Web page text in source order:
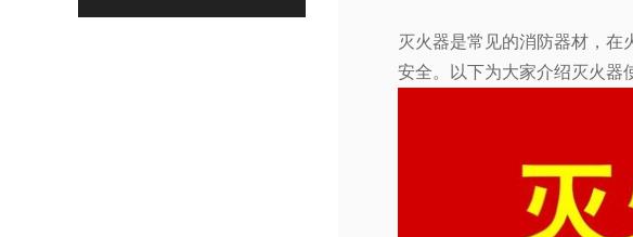
灭火器是常见的消防器材，在
安全。以下为大家介绍灭火器